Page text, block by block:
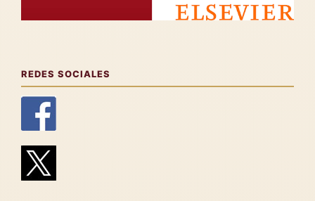
REDES SOCIALES